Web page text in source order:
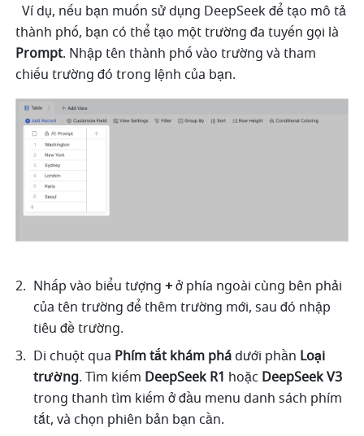
  Ví dụ, nếu bạn muốn sử dụng DeepSeek để tạo mô tả
Prompt. Nhập tên thành phố vào trường và tham
chiếu trường đó trong lệnh của bạn.
Nhấp vào biểu tượng + ở phía ngoài cùng bên phải
của tên trường để thêm trường mới, sau đó nhập
tiêu đề trường.
Di chuột qua Phím tắt khám phá dưới phần Loại
trường. Tìm kiếm DeepSeek R1 hoặc DeepSeek V3
trong thanh tìm kiếm ở đầu menu danh sách phím
tắt, và chọn phiên bản bạn cần.